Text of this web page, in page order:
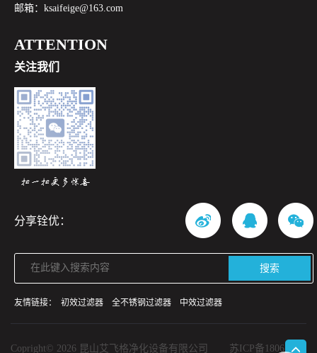
邮箱：ksaifeige@163.com
ATTENTION
关注我们
分享铨优：
搜索
友情链接： 初效过滤器 全不锈钢过滤器 中效过滤器
Copright© 2026 昆山艾飞格净化设备有限公司 苏ICP备18065862